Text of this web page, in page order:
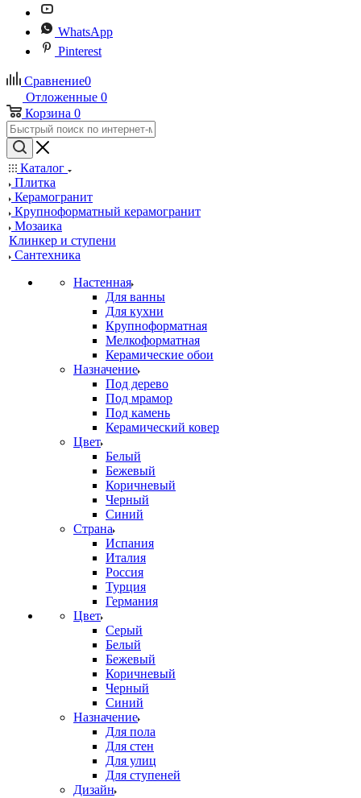
WhatsApp
Pinterest
Сравнение0
Отложенные 0
Корзина 0
Каталог
Плитка
Керамогранит
Крупноформатный керамогранит
Мозаика
Клинкер и ступени
Сантехника
Настенная
Для ванны
Для кухни
Крупноформатная
Мелкоформатная
Керамические обои
Назначение
Под дерево
Под мрамор
Под камень
Керамический ковер
Цвет
Белый
Бежевый
Коричневый
Черный
Синий
Страна
Испания
Италия
Россия
Турция
Германия
Цвет
Серый
Белый
Бежевый
Коричневый
Черный
Синий
Назначение
Для пола
Для стен
Для улиц
Для ступеней
Дизайн